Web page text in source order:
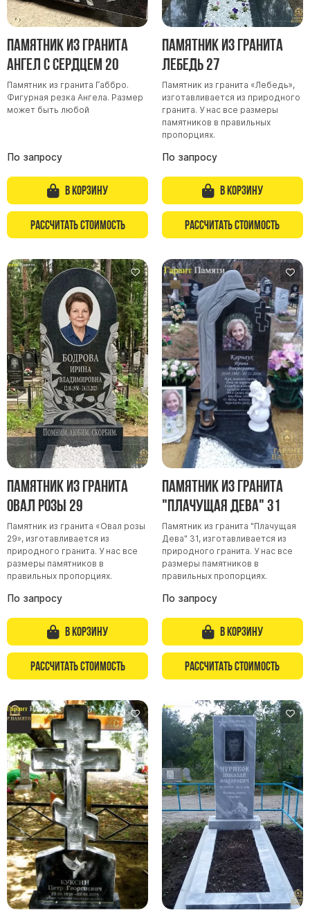
Памятник из гранита
Ангел с сердцем 20
Памятник из гранита Габбро.
Фигурная резка Ангела. Размер
может быть любой
По запросу
В корзину
Рассчитать стоимость
Памятник из гранита
Лебедь 27
Памятник из гранита «Лебедь»,
изготавливается из природного
гранита. У нас все размеры
памятников в правильных
пропорциях.
По запросу
В корзину
Рассчитать стоимость
Памятник из гранита
Овал розы 29
Памятник из гранита «Овал розы
29», изготавливается из
природного гранита. У нас все
размеры памятников в
правильных пропорциях.
По запросу
В корзину
Рассчитать стоимость
Памятник из гранита
"Плачущая Дева" 31
Памятник из гранита "Плачущая
Дева" 31, изготавливается из
природного гранита. У нас все
размеры памятников в
правильных пропорциях.
По запросу
В корзину
Рассчитать стоимость